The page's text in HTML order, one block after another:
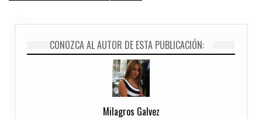
CONOZCA AL AUTOR DE ESTA PUBLICACIÓN:
Milagros Galvez